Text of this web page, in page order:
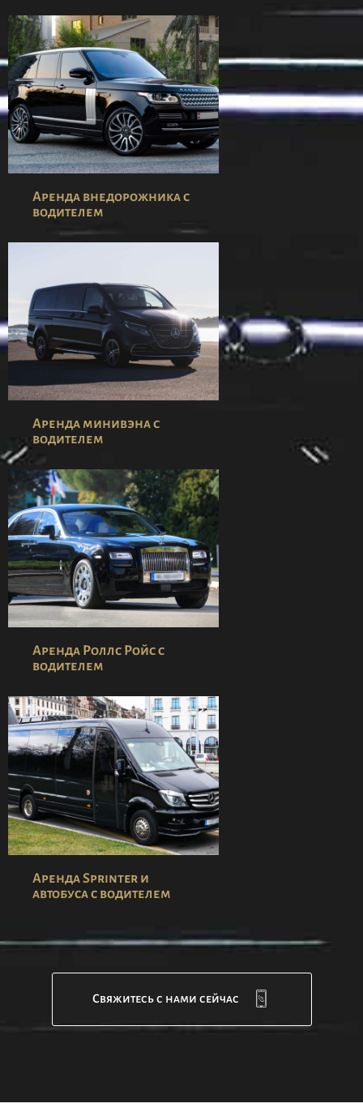
Аренда внедорожника с
водителем
Аренда минивэна с
водителем
Аренда Роллс Ройс с
водителем
Аренда Sprinter и
автобуса с водителем
Свяжитесь с нами сейчас